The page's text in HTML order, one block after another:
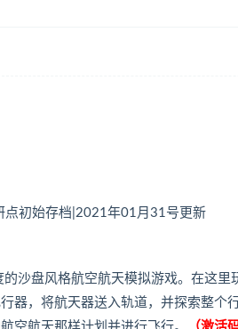
点初始存档|2021年01月31号更新
的沙盘风格航空航天模拟游戏。在这里
器，将航天器送入轨道，并探索整个